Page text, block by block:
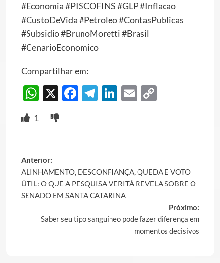
#Economia #PISCOFINS #GLP #Inflacao
#CustoDeVida #Petroleo #ContasPublicas
#Subsidio #BrunoMoretti #Brasil
#CenarioEconomico
Compartilhar em:
WhatsApp
X Facebook
Telegram
LinkedIn
EmailCopy
1
Post
navigation
Anterior:
ALINHAMENTO, DESCONFIANÇA, QUEDA E VOTO
ÚTIL: O QUE A PESQUISA VERITÁ REVELA SOBRE O
SENADO EM SANTA CATARINA
Próximo:
Saber seu tipo sanguíneo pode fazer diferença em
momentos decisivos